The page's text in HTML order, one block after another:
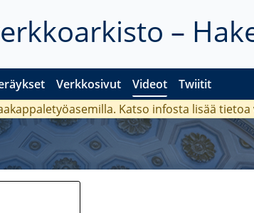
–
Verkkosivut Videot Twiitit
Katso infosta lisää